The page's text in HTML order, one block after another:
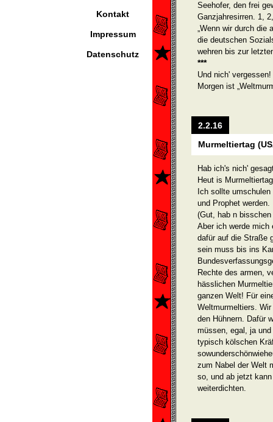
Kontakt
Impressum
Datenschutz
Seehofer, den frei
Ganzjahresirren. 1,
„Wenn wir durch die
die deutschen
wehren bis zur
***
Und nich' vergessen!
Morgen ist
2.2.16
Murmeltiertag
Hab ich's nich'
Heut is
Ich sollte umschulen
und Prophet werden.
(Gut, hab n
Aber ich werde mich
dafür auf die Straße
sein muss bis ins
Rechte des armen,
hässlichen
ganzen Welt! Für
Weltmurmeltiers.
den Hühnern. Dafür
müssen, egal, ja
typisch kölschen
zum Nabel der Welt
so, und ab jetzt
weiterdichten.